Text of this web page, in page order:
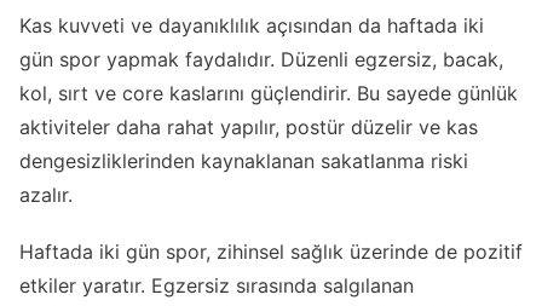
Kas kuvveti ve dayanıklılık açısından da haftada iki
gün spor yapmak faydalıdır. Düzenli egzersiz, bacak,
kol, sırt ve core kaslarını güçlendirir. Bu sayede günlük
aktiviteler daha rahat yapılır, postür düzelir ve kas
dengesizliklerinden kaynaklanan sakatlanma riski
azalır.
Haftada iki gün spor, zihinsel sağlık üzerinde de pozitif
etkiler yaratır. Egzersiz sırasında salgılanan